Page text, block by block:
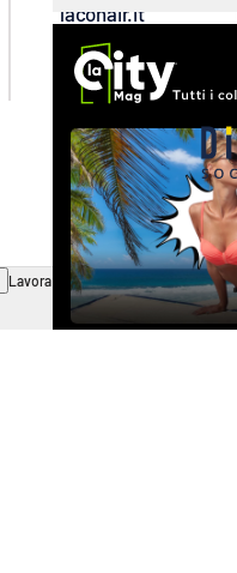
laconair.it
Lavora con noi